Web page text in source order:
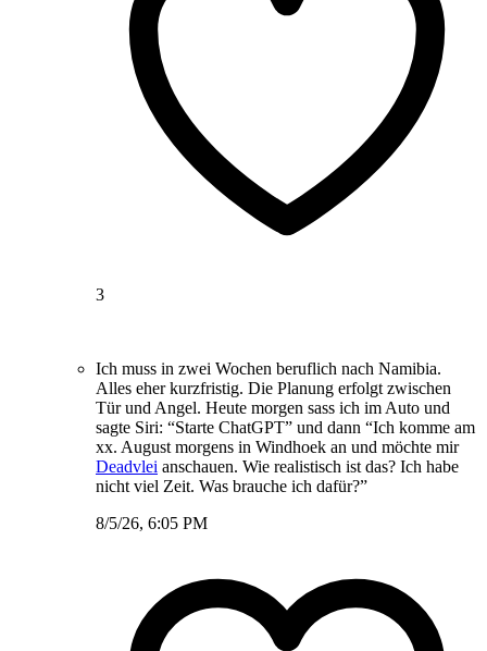
3
Ich muss in zwei Wochen beruflich nach Namibia.
Alles eher kurzfristig. Die Planung erfolgt zwischen
Tür und Angel. Heute morgen sass ich im Auto und
sagte Siri: “Starte ChatGPT” und dann “Ich komme am
xx. August morgens in Windhoek an und möchte mir
Deadvlei anschauen. Wie realistisch ist das? Ich habe
nicht viel Zeit. Was brauche ich dafür?”
8/5/26, 6:05 PM